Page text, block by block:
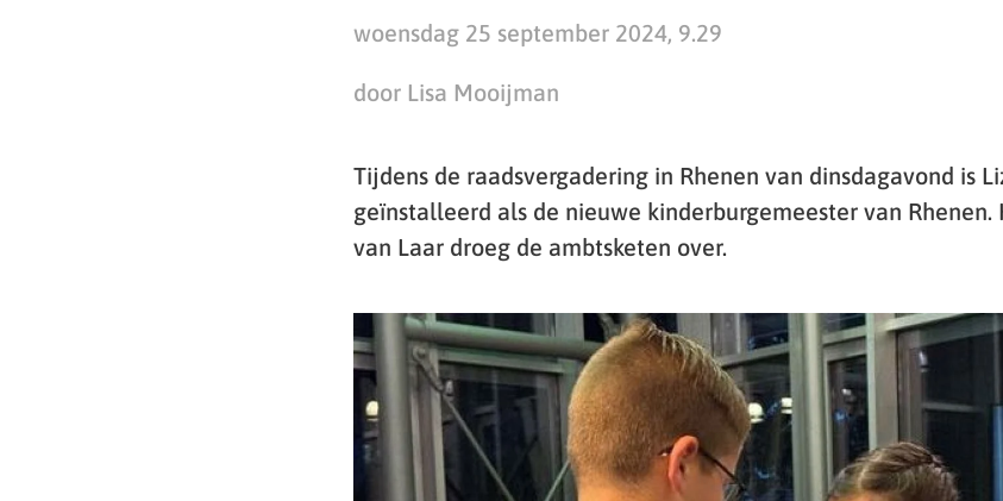
woensdag 25 september 2024, 9.29
door Lisa Mooijman
Tijdens de raadsvergadering in Rhenen van dinsdagavond is
geïnstalleerd als de nieuwe kinderburgemeester van Rhenen.
van Laar droeg de ambtsketen over.